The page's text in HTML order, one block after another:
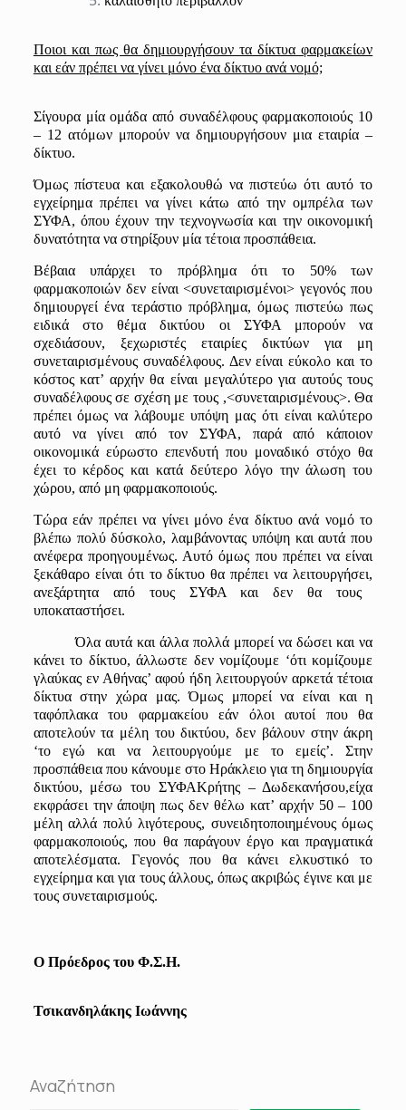
Ποιοι και πως θα δημιουργήσουν τα δίκτυα φαρμακείων
και εάν πρέπει να γίνει μόνο ένα δίκτυο ανά νομό;
Σίγουρα μία ομάδα από συναδέλφους φαρμακοποιούς 10
– 12 ατόμων μπορούν να δημιουργήσουν μια εταιρία –
δίκτυο.
Όμως πίστευα και εξακολουθώ να πιστεύω ότι αυτό το
εγχείρημαπρέπει να γίνει κάτω από την ομπρέλα των
ΣΥΦΑ, όπου έχουν την τεχνογνωσία και την οικονομική
δυνατότητα να στηρίξουν μία τέτοια προσπάθεια.
Βέβαια υπάρχει το πρόβλημα ότι το 50% των
φαρμακοποιών δεν είναι <συνεταιρισμένοι> γεγονός που
δημιουργεί ένα τεράστιο πρόβλημα, όμως πιστεύω πως
ειδικά στο θέμα δικτύου οι ΣΥΦΑ μπορούν να
σχεδιάσουν, ξεχωριστές εταιρίες δικτύων για μη
συνεταιρισμένους συναδέλφους. Δεν είναι εύκολο και το
κόστος κατ’ αρχήνθα είναι μεγαλύτερο για αυτούς τους
συναδέλφους σε σχέση με τους ,<συνεταιρισμένους>. Θα
πρέπει όμως να λάβουμε υπόψη μας ότι είναι καλύτερο
αυτό να γίνει από τον ΣΥΦΑ, παρά από κάποιον
οικονομικά εύρωστο επενδυτή που μοναδικό στόχο θα
έχει το κέρδος και κατά δεύτερο λόγο την άλωση του
χώρου, από μη φαρμακοποιούς.
Τώρα εάν πρέπει να γίνει μόνο ένα δίκτυοανά νομό το
βλέπω πολύ δύσκολο, λαμβάνοντας υπόψη και αυτά που
ανέφεραπροηγουμένως. Αυτό όμως που πρέπει να είναι
ξεκάθαρο είναι ότι το δίκτυο θα πρέπει να λειτουργήσει,
ανεξάρτητα από τους ΣΥΦΑ και δεν θα τους
υποκαταστήσει.
Όλα αυτά και άλλα πολλά μπορεί να δώσει και να
κάνει το δίκτυο, άλλωστε δεν νομίζουμε ‘ότι κομίζουμε
γλαύκας εν Αθήνας’ αφού ήδη λειτουργούν αρκετά τέτοια
δίκτυα στην χώρα μας. Όμως μπορεί να είναι και η
ταφόπλακα του φαρμακείου εάν όλοι αυτοί που θα
αποτελούν τα μέλη του δικτύου, δεν βάλουν στην άκρη
‘το εγώ και να λειτουργούμε με το εμείς’. Στην
προσπάθεια που κάνουμε στο Ηράκλειο για τη δημιουργία
δικτύου, μέσω του ΣΥΦΑΚρήτης – Δωδεκανήσου,είχα
εκφράσει την άποψη πως δεν θέλω κατ’ αρχήν50 – 100
μέλη αλλά πολύ λιγότερους, συνειδητοποιημένους όμως
φαρμακοποιούς, που θα παράγουν έργο και πραγματικά
αποτελέσματα. Γεγονός που θα κάνει ελκυστικό το
εγχείρημακαι για τους άλλους, όπως ακριβώς έγινε και με
τους συνεταιρισμούς.
Ο Πρόεδρος του Φ.Σ.Η.
Τσικανδηλάκης Ιωάννης
Αναζήτηση